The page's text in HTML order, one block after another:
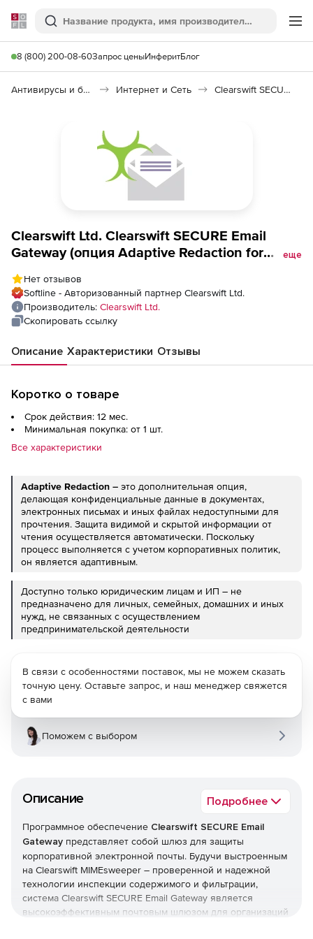
Softline
Поиск
8 (800) 200-08-60Запрос ценыИнферитБлог
Антивирусы и безопасность Интернет и Сеть Clearswift SECURE Email Gateway
Clearswift Ltd. Clearswift SECURE Email
Gateway (опция Adaptive Redaction for
Band C
еще
Нет отзывов
Softline - Авторизованный партнер Clearswift Ltd.
Производитель: Clearswift Ltd.
Скопировать ссылку
Описание Характеристики Отзывы
Коротко о товаре
Срок действия: 12 мес.
Минимальная покупка: от 1 шт.
Все характеристики
Adaptive Redaction – это дополнительная опция,
делающая конфиденциальные данные в документах,
электронных письмах и иных файлах недоступными для
прочтения. Защита видимой и скрытой информации от
чтения осуществляется автоматически. Поскольку
процесс выполняется с учетом корпоративных политик,
он является адаптивным.
Доступно только юридическим лицам и ИП – не
предназначено для личных, семейных, домашних и иных
нужд, не связанных с осуществлением
предпринимательской деятельности
Описание Подробнее
Программное обеспечение Clearswift SECURE Email
Gateway представляет собой шлюз для защиты
корпоративной электронной почты. Будучи выстроенным
на Clearswift MIMEsweeper – проверенной и надежной
технологии инспекции содержимого и фильтрации,
система Clearswift SECURE Email Gateway является
высокоэффективным почтовым шлюзом для организаций
В связи с особенностями поставок, мы не можем сказать
точную цену. Оставьте запрос, и наш менеджер свяжется
с вами
Поможем с выбором